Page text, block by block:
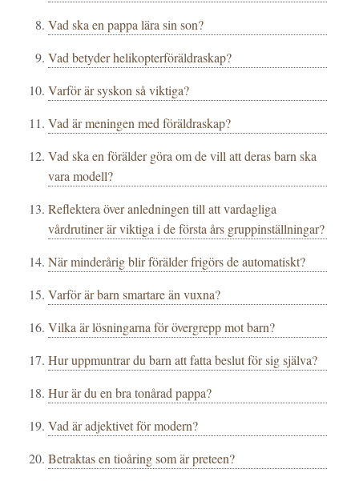
Vad ska en pappa lära sin son?
Vad betyder helikopterföräldraskap?
Varför är syskon så viktiga?
Vad är meningen med föräldraskap?
Vad ska en förälder göra om de vill att deras barn ska
vara modell?
Reflektera över anledningen till att vardagliga
vårdrutiner är viktiga i de första års gruppinställningar?
När minderårig blir förälder frigörs de automatiskt?
Varför är barn smartare än vuxna?
Vilka är lösningarna för övergrepp mot barn?
Hur uppmuntrar du barn att fatta beslut för sig själva?
Hur är du en bra tonårad pappa?
Vad är adjektivet för modern?
Betraktas en tioåring som är preteen?